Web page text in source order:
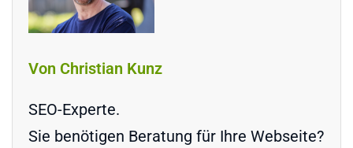
Von Christian Kunz
SEO-Experte.
Sie benötigen Beratung für Ihre Webseite?